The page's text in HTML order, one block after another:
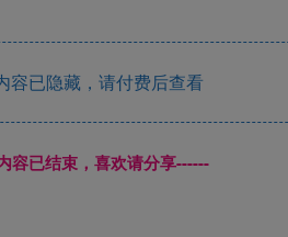
容已隐藏，请付费后查看
容已结束，喜欢请分享------